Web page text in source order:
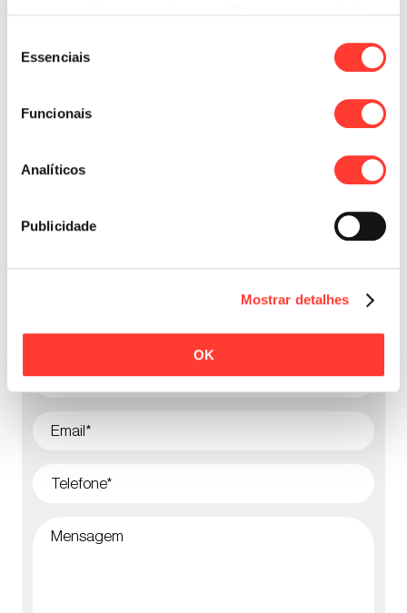
Essenciais
Funcionais
Analíticos
Publicidade
Mostrar detalhes
OK
Redução dos encargos mensais (no crédito
simulação